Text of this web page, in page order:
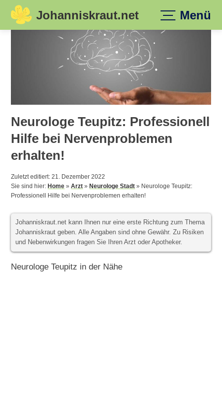
Skip
Johanniskraut.net Menü
Neurologe Teupitz: Professionell
Hilfe bei Nervenproblemen
erhalten!
Zuletzt editiert: 21. Dezember 2022
Sie sind hier:Home »Arzt »Neurologe Stadt » Neurologe Teupitz:
Professionell Hilfe bei Nervenproblemen erhalten!
Johanniskraut.net kann Ihnen nur eine erste Richtung zum Thema
Johanniskraut geben. Alle Angaben sind ohne Gewähr. Zu Risiken
und Nebenwirkungen fragen Sie Ihren Arzt oder Apotheker.
Neurologe Teupitz in der Nähe